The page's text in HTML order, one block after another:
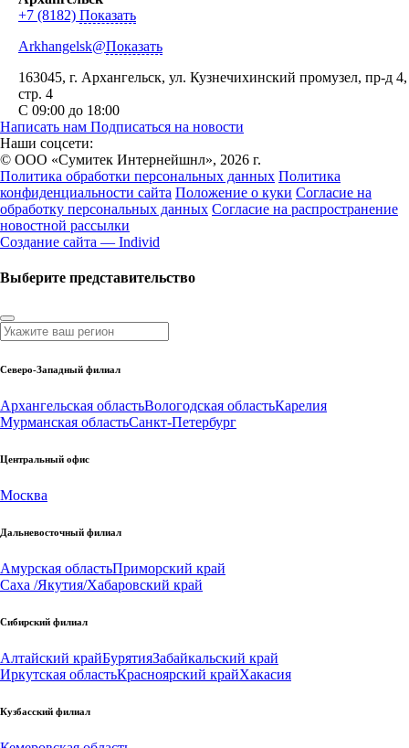
+7 (8182) Показать
Arkhangelsk@Показать
163045, г. Архангельск, ул. Кузнечихинский промузел, пр-д 4,
стр. 4
С 09:00 до 18:00
Написать нам Подписаться на новости
Наши соцсети:
© ООО «Сумитек Интернейшнл», 2026 г.
Политика обработки персональных данных Политика
конфиденциальности сайта Положение о куки Согласие на
обработку персональных данных Согласие на распространение
новостной рассылки
Создание сайта — Individ
Выберите представительство
Северо-Западный филиал
Архангельская областьВологодская областьКарелия
Мурманская областьСанкт-Петербург
Центральный офис
Москва
Дальневосточный филиал
Амурская областьПриморский край
Саха /Якутия/Хабаровский край
Сибирский филиал
Алтайский крайБурятияЗабайкальский край
Иркутская областьКрасноярский крайХакасия
Кузбасский филиал